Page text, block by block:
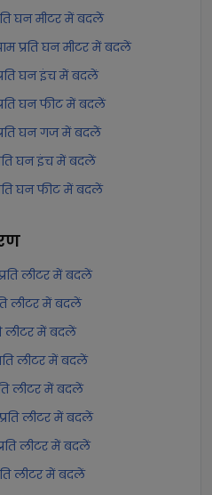
घन मीटर में बदलें
प्रति घन मीटर में बदलें
घन इंच में बदलें
घन फीट में बदलें
प्रति घन गज में बदलें
घन इंच में बदलें
घन फीट में बदलें
लीटर में बदलें
लीटर में बदलें
लीटर में बदलें
लीटर में बदलें
लीटर में बदलें
लीटर में बदलें
लीटर में बदलें
लीटर में बदलें